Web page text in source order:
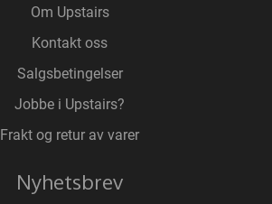
Om Upstairs
Kontakt oss
Salgsbetingelser
Jobbe i Upstairs?
Frakt og retur av varer
Nyhetsbrev